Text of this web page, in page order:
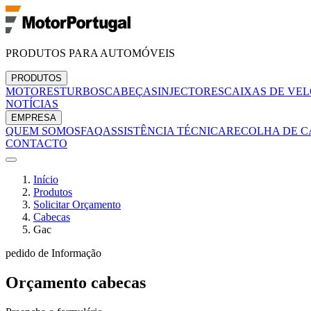
PRODUTOS PARA AUTOMÓVEIS
PRODUTOS
MOTORESTURBOSCABEÇASINJECTORESCAIXAS DE
NOTÍCIAS
EMPRESA
QUEM SOMOSFAQASSISTÊNCIA TÉCNICARECOLHA DE
CONTACTO
Início
Produtos
Solicitar Orçamento
Cabecas
Gac
pedido de Informação
Orçamento cabecas